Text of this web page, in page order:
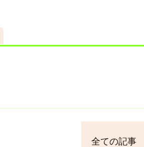
全ての記事